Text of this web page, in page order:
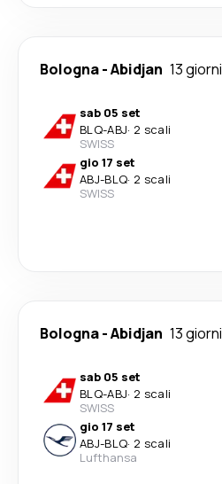
Bologna-Abidjan 13 giorni
sab 05 set
BLQ-ABJ· 2 scali
SWISS
gio 17 set
ABJ-BLQ· 2 scali
SWISS
Bologna-Abidjan 13 giorni
sab 05 set
BLQ-ABJ· 2 scali
SWISS
gio 17 set
ABJ-BLQ· 2 scali
Lufthansa